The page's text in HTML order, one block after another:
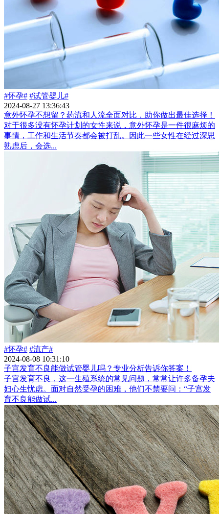
#怀孕# #试管婴儿#
2024-08-27 13:36:43
意外怀孕不想留？药流和人流全面对比，助你做出最佳选择！
对于很多没有怀孕计划的女性来说，意外怀孕是一件很麻烦的
事情，工作和生活节奏都会被打乱。因此一些女性在经过深思
熟虑后，会选...
#怀孕# #流产#
2024-08-08 10:31:10
子宫发育不良能做试管婴儿吗？专业分析告诉你答案！
子宫发育不良，这一生殖系统的常见问题，常常让许多备孕夫
妇心生忧虑。面对自然受孕的困难，他们不禁要问：“子宫发
育不良能做试...